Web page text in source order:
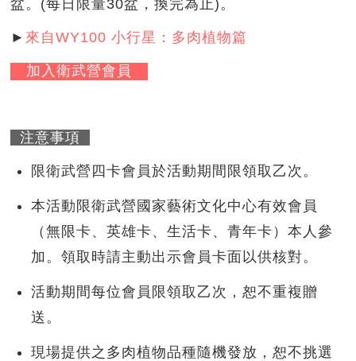
盆。(每日限量30盆，換完為止)。
► 來自WY100 小行星：多肉植物篇
加入衛武營會員
注意事項
限衛武營四卡會員於活動期間限領取乙次。
本活動限衛武營國家藝術文化中心有效會員
（無限卡、英雄卡、生活卡、青年卡）本人參
加。領取時請主動出示會員卡面以供核對。
活動期間每位會員限領取乙次，恕不重複贈
送。
現場提供之多肉植物品種隨機發放，恕不挑選